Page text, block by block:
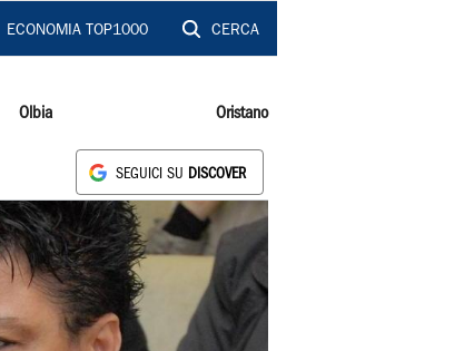
ECONOMIA TOP1000 CERCA
Olbia Oristano
SEGUICI SU DISCOVER